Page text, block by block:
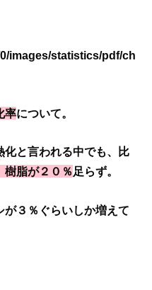
images/statistics/pdf/ch
率について。
化と言われる中でも、比
樹脂が２０％ 足らず。
３％ぐらいしか増えて